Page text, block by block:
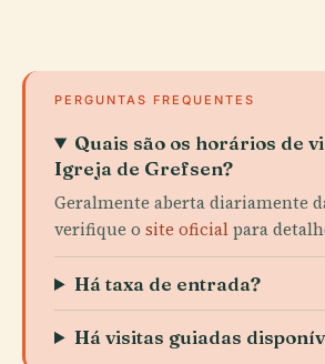
PERGUNTAS FREQUENTES
Quais são os horários de
Igreja de Grefsen?
Geralmente aberta diariamente
verifique o site oficialpara
Há taxa de entrada?
Há visitas guiadas